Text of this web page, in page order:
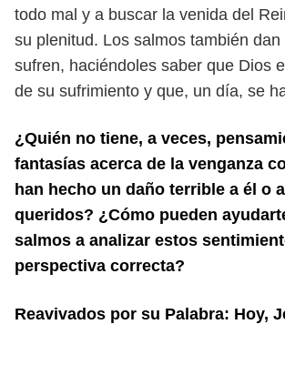
todo mal y a buscar la venida del
su plenitud. Los salmos también dan
sufren, haciéndoles saber que Dios
de su sufrimiento y que, un día, se
¿Quién no tiene, a veces,
fantasías acerca de la venganza
han hecho un daño terrible a él o
queridos? ¿Cómo pueden
salmos a analizar estos
perspectiva correcta?
Reavivados por su Palabra: Hoy,